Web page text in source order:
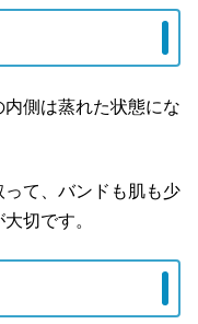
側は蒸れた状態にな
て、バンドも肌も少
切です。